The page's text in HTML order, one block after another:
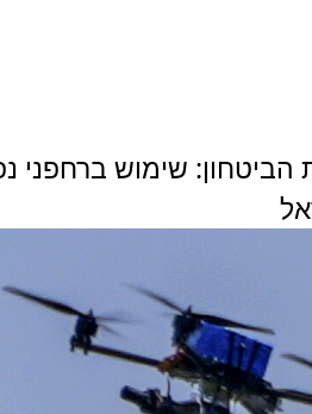
שימוש ברחפני